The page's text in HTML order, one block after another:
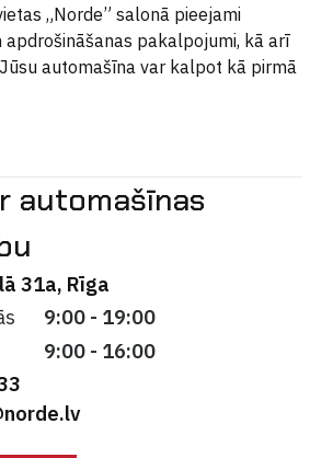
„Norde” salonā pieejami
apdrošināšanas pakalpojumi, kā arī
automašīna var kalpot kā pirmā
automašīnas
31a, Rīga
9:00 - 19:00
9:00 - 16:00